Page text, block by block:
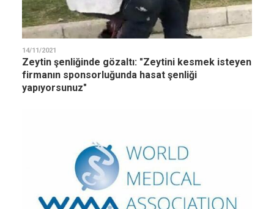
14/11/2021
Zeytin şenliğinde gözaltı: "Zeytini kesmek isteyen
firmanın sponsorluğunda hasat şenliği
yapıyorsunuz"